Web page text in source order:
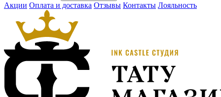
Акции Оплата и доставка Отзывы Контакты Лояльность